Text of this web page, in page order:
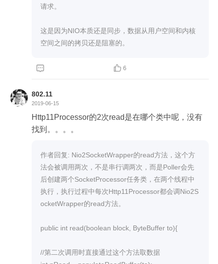
请求。
这是因为NIO本质还是同步，数据从用户空间和内核
  6
802.11
2019-06-15
Http11Processor的2次read是在哪个类中呢，没有
找到。。。。
作者回复: Nio2SocketWrapper的read方法，这个方
法会被调用两次，不是串行调两次，而是Poller会先
后创建两个SocketProcessor任务类，在两个线程中
执行，执行过程中每次Http11Processor都会调Nio2S
ocketWrapper的read方法。
public int read(boolean block, ByteBuffer to){
//第二次调用时直接通过这个方法取数据